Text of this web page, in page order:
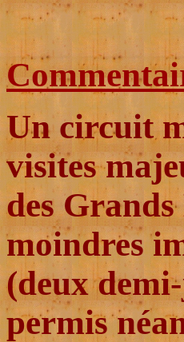
Un circuit
visites
des
moindres
(deux
permis